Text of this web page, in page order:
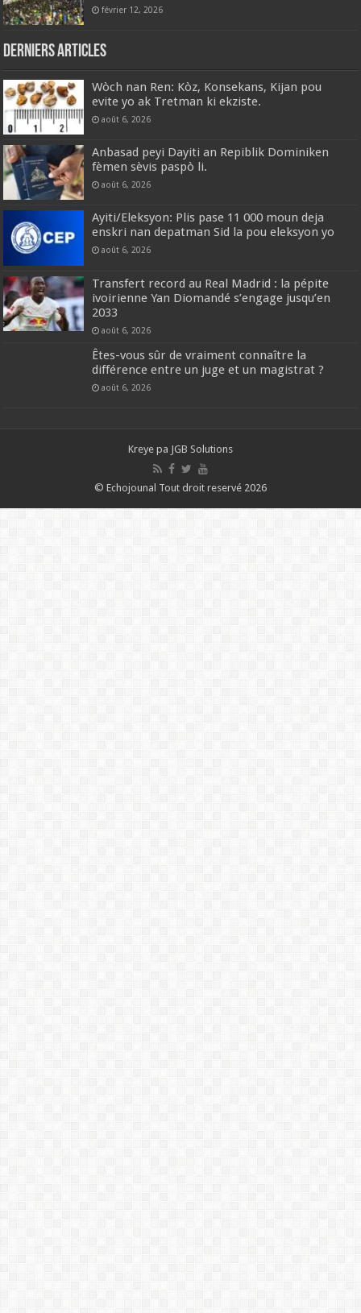
février 12, 2026
Derniers articles
Wòch nan Ren: Kòz, Konsekans, Kijan pou
evite yo ak Tretman ki ekziste.
août 6, 2026
Anbasad peyi Dayiti an Repiblik Dominiken
fèmen sèvis paspò li.
août 6, 2026
Ayiti/Eleksyon: Plis pase 11 000 moun deja
enskri nan depatman Sid la pou eleksyon yo
août 6, 2026
Transfert record au Real Madrid : la pépite
ivoirienne Yan Diomandé s’engage jusqu’en
2033
août 6, 2026
Êtes-vous sûr de vraiment connaître la
différence entre un juge et un magistrat ?
août 6, 2026
Kreye pa JGB Solutions
© Echojounal Tout droit reservé 2026